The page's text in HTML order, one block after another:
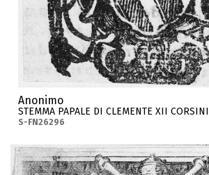
Anonimo
STEMMA PAPALE DI CLEMENTE XII CORSINI
S-FN26296